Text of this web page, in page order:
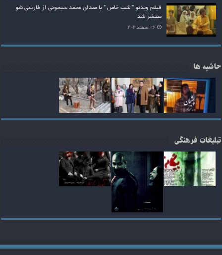
فیلم ویدئو ” شب خاص ” با صدای محمد سیحونی از فارسی شو
منتشر شد
۲۶ اسفند ۱۴۰۲
حاشیه ها
تبلیغات فرهنگی